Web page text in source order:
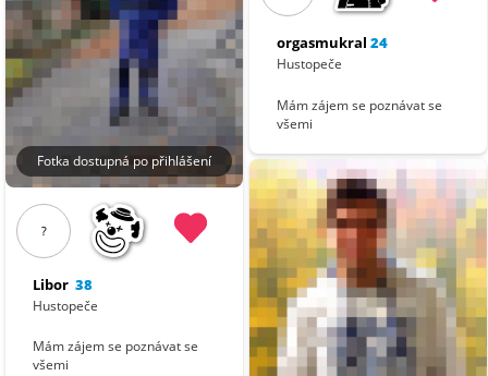
Fotka dostupná po přihlášení
?
Libor 38
Hustopeče
Mám zájem se poznávat se
všemi
orgasmukral 24
Hustopeče
Mám zájem se poznávat se
všemi